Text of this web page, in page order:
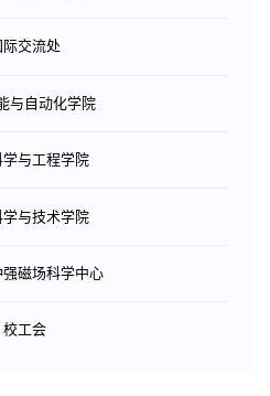
际交流处
与自动化学院
与工程学院
与技术学院
强磁场科学中心
校工会